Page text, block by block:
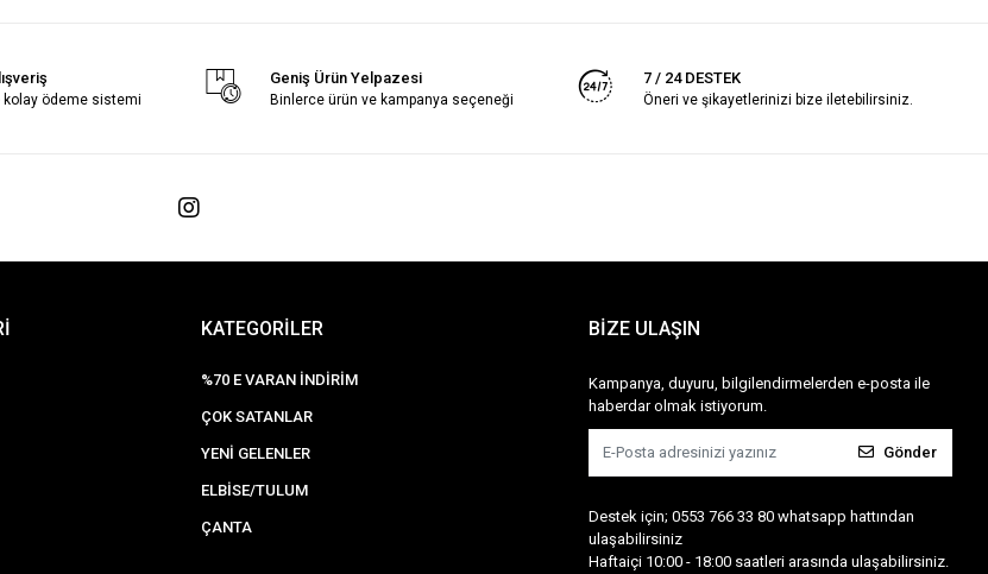
kolay ödeme sistemi
Geniş Ürün Yelpazesi
Binlerce ürün ve kampanya seçeneği
7 / 24 DESTEK
Öneri ve şikayetlerinizi bize iletebilirsiniz.
KATEGORİLER
%70 E VARAN İNDİRİM
ÇOK SATANLAR
YENİ GELENLER
ELBİSE/TULUM
ÇANTA
BİZE ULAŞIN
Kampanya, duyuru, bilgilendirmelerden e-posta ile
haberdar olmak istiyorum.
Gönder
Destek için; 0553 766 33 80 whatsapp hattından
ulaşabilirsiniz
Haftaiçi 10:00 - 18:00 saatleri arasında ulaşabilirsiniz.